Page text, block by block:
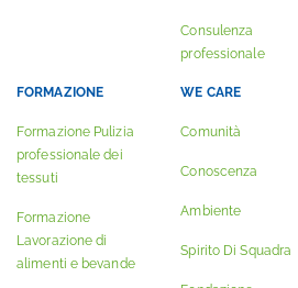
Consulenza
professionale
FORMAZIONE
Formazione Pulizia
professionale dei
tessuti
Formazione
Lavorazione di
alimenti e bevande
WE CARE
Comunità
Conoscenza
Ambiente
Spirito Di Squadra